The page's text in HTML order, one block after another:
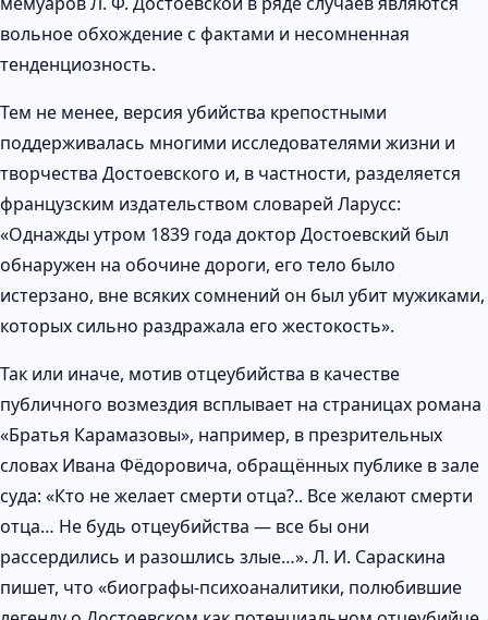
вольное обхождение с фактами и несомненная
тенденциозность.
Тем не менее, версия убийства крепостными
поддерживалась многими исследователями жизни и
творчества Достоевского и, в частности, разделяется
французским издательством словарей Ларусс:
«Однажды утром 1839 года доктор Достоевский был
обнаружен на обочине дороги, его тело было
истерзано, вне всяких сомнений он был убит мужиками,
которых сильно раздражала его жестокость».
Так или иначе, мотив отцеубийства в качестве
публичного возмездия всплывает на страницах романа
«Братья Карамазовы», например, в презрительных
словах Ивана Фёдоровича, обращённых публике в зале
суда: «Кто не желает смерти отца?.. Все желают смерти
отца… Не будь отцеубийства — все бы они
рассердились и разошлись злые…». Л. И. Сараскина
пишет, что «биографы-психоаналитики, полюбившие